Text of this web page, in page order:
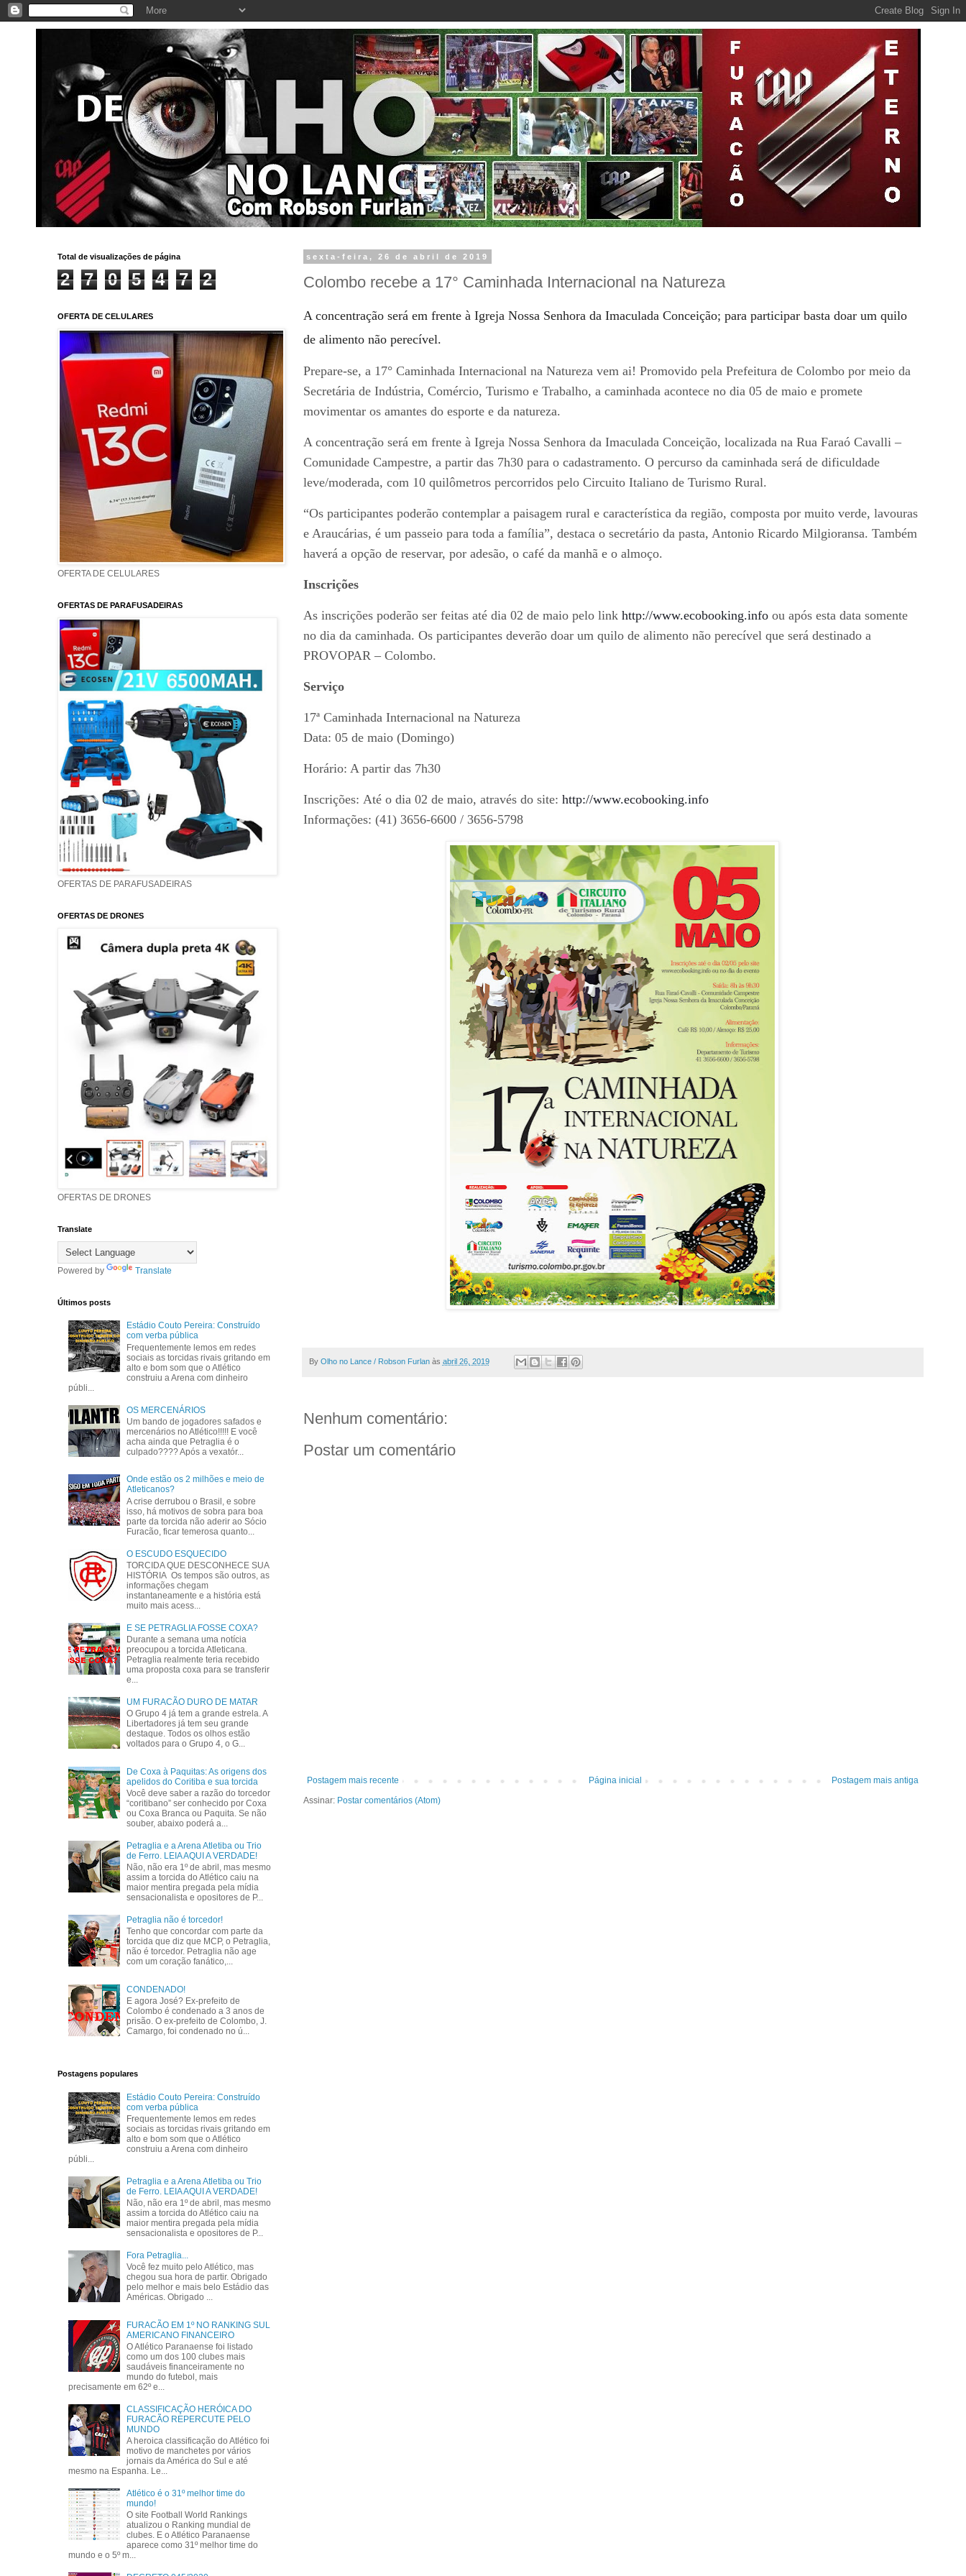
sexta-feira, 26 de abril de 2019
Colombo recebe a 17° Caminhada Internacional na Natureza
A concentração será em frente à Igreja Nossa Senhora da Imaculada Conceição; para participar basta doar um quilo
de alimento não perecível.
Prepare-se, a 17° Caminhada Internacional na Natureza vem ai! Promovido pela Prefeitura de Colombo por meio da
Secretária de Indústria, Comércio, Turismo e Trabalho, a caminhada acontece no dia 05 de maio e promete
movimentar os amantes do esporte e da natureza.
A concentração será em frente à Igreja Nossa Senhora da Imaculada Conceição, localizada na Rua Faraó Cavalli –
Comunidade Campestre, a partir das 7h30 para o cadastramento. O percurso da caminhada será de dificuldade
leve/moderada, com 10 quilômetros percorridos pelo Circuito Italiano de Turismo Rural.
“Os participantes poderão contemplar a paisagem rural e característica da região, composta por muito verde, lavouras
e Araucárias, é um passeio para toda a família”, destaca o secretário da pasta, Antonio Ricardo Milgioransa. Também
haverá a opção de reservar, por adesão, o café da manhã e o almoço.
Inscrições
As inscrições poderão ser feitas até dia 02 de maio pelo link http://www.ecobooking.infoou após esta data somente
no dia da caminhada. Os participantes deverão doar um quilo de alimento não perecível que será destinado a
PROVOPAR – Colombo.
Serviço
17ª Caminhada Internacional na Natureza
Data: 05 de maio (Domingo)
Horário: A partir das 7h30
Inscrições: Até o dia 02 de maio, através do site: http://www.ecobooking.info
Informações: (41) 3656-6600 / 3656-5798
By Olho no Lance / Robson Furlan às abril 26, 2019
Nenhum comentário:
Postar um comentário
Postagem mais recente Postagem mais antiga
Página inicial
Assinar: Postar comentários (Atom)
Total de visualizações de página
2 7 0 5 4 7 2
OFERTA DE CELULARES
OFERTA DE CELULARES
OFERTAS DE PARAFUSADEIRAS
OFERTAS DE PARAFUSADEIRAS
OFERTAS DE DRONES
OFERTAS DE DRONES
Translate
Powered by Translate
Últimos posts
Estádio Couto Pereira: Construído
com verba pública
Frequentemente lemos em redes
sociais as torcidas rivais gritando em
alto e bom som que o Atlético
construiu a Arena com dinheiro
públi...
OS MERCENÁRIOS
Um bando de jogadores safados e
mercenários no Atlético!!!!! E você
acha ainda que Petraglia é o
culpado???? Após a vexatór...
Onde estão os 2 milhões e meio de
Atleticanos?
A crise derrubou o Brasil, e sobre
isso, há motivos de sobra para boa
parte da torcida não aderir ao Sócio
Furacão, ficar temerosa quanto...
O ESCUDO ESQUECIDO
TORCIDA QUE DESCONHECE SUA
HISTÓRIA Os tempos são outros, as
informações chegam
instantaneamente e a história está
muito mais acess...
E SE PETRAGLIA FOSSE COXA?
Durante a semana uma notícia
preocupou a torcida Atleticana.
Petraglia realmente teria recebido
uma proposta coxa para se transferir
e...
UM FURACÃO DURO DE MATAR
O Grupo 4 já tem a grande estrela. A
Libertadores já tem seu grande
destaque. Todos os olhos estão
voltados para o Grupo 4, o G...
De Coxa à Paquitas: As origens dos
apelidos do Coritiba e sua torcida
Você deve saber a razão do torcedor
“coritibano” ser conhecido por Coxa
ou Coxa Branca ou Paquita. Se não
souber, abaixo poderá a...
Petraglia e a Arena Atletiba ou Trio
de Ferro. LEIA AQUI A VERDADE!
Não, não era 1º de abril, mas mesmo
assim a torcida do Atlético caiu na
maior mentira pregada pela mídia
sensacionalista e opositores de P...
Petraglia não é torcedor!
Tenho que concordar com parte da
torcida que diz que MCP, o Petraglia,
não é torcedor. Petraglia não age
com um coração fanático,...
CONDENADO!
E agora José? Ex-prefeito de
Colombo é condenado a 3 anos de
prisão. O ex-prefeito de Colombo, J.
Camargo, foi condenado no ú...
Postagens populares
Estádio Couto Pereira: Construído
com verba pública
Frequentemente lemos em redes
sociais as torcidas rivais gritando em
alto e bom som que o Atlético
construiu a Arena com dinheiro
públi...
Petraglia e a Arena Atletiba ou Trio
de Ferro. LEIA AQUI A VERDADE!
Não, não era 1º de abril, mas mesmo
assim a torcida do Atlético caiu na
maior mentira pregada pela mídia
sensacionalista e opositores de P...
Fora Petraglia...
Você fez muito pelo Atlético, mas
chegou sua hora de partir. Obrigado
pelo melhor e mais belo Estádio das
Américas. Obrigado ...
FURACÃO EM 1º NO RANKING SUL
AMERICANO FINANCEIRO
O Atlético Paranaense foi listado
como um dos 100 clubes mais
saudáveis financeiramente no
mundo do futebol, mais
precisamente em 62º e...
CLASSIFICAÇÃO HERÓICA DO
FURACÃO REPERCUTE PELO
MUNDO
A heroica classificação do Atlético foi
motivo de manchetes por vários
jornais da América do Sul e até
mesmo na Espanha. Le...
Atlético é o 31º melhor time do
mundo!
O site Football World Rankings
atualizou o Ranking mundial de
clubes. E o Atlético Paranaense
aparece como 31º melhor time do
mundo e o 5º m...